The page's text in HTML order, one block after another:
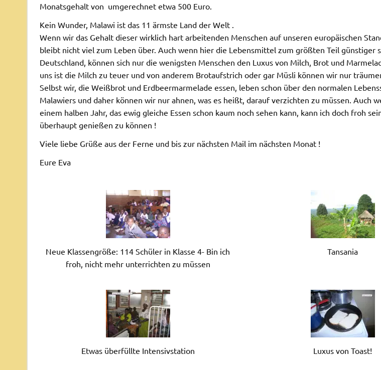
Monatsgehalt von umgerechnet etwa 500 Euro.
Kein Wunder, Malawi ist das 11 ärmste Land der Welt .
Wenn wir das Gehalt dieser wirklich hart arbeitenden Menschen auf unseren europäischen
bleibt nicht viel zum Leben über. Auch wenn hier die Lebensmittel zum größten Teil günstiger
Deutschland, können sich nur die wenigsten Menschen den Luxus von Milch, Brot und
uns ist die Milch zu teuer und von anderem Brotaufstrich oder gar Müsli können wir nur
Selbst wir, die Weißbrot und Erdbeermarmelade essen, leben schon über den normalen
Malawiers und daher können wir nur ahnen, was es heißt, darauf verzichten zu müssen. Auch
einem halben Jahr, das ewig gleiche Essen schon kaum noch sehen kann, kann ich doch froh
überhaupt genießen zu können !
Viele liebe Grüße aus der Ferne und bis zur nächsten Mail im nächsten Monat !
Eure Eva
Neue Klassengröße: 114 Schüler in Klasse 4- Bin ich
froh, nicht mehr unterrichten zu müssen
Tansania
Etwas überfüllte Intensivstation Luxus von Toast!